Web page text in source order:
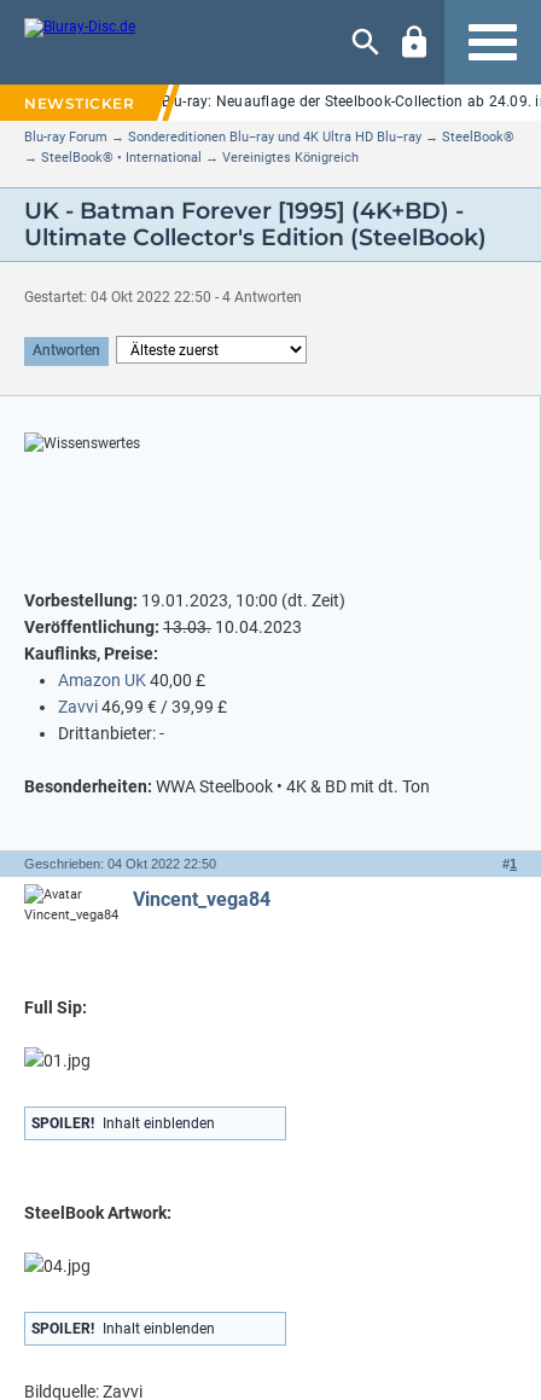
Navigation
Elm Street" auf UHD Blu-ray: Neuauflage der Steelbook-Collection ab 24.09.
Blu-ray Forum → Sondereditionen Blu−ray und 4K Ultra HD Blu−ray → SteelBook®
→ SteelBook® • International → Vereinigtes Königreich
UK - Batman Forever [1995] (4K+BD) -
Ultimate Collector's Edition (SteelBook)
Gestartet: 04 Okt 2022 22:50 - 4 Antworten
Antworten
Vorbestellung: 19.01.2023, 10:00 (dt. Zeit)
Veröffentlichung: 13.03. 10.04.2023
Kauflinks, Preise:
Amazon UK40,00 £
Zavvi46,99 € / 39,99 £
Drittanbieter: -
Besonderheiten: WWA Steelbook • 4K & BD mit dt. Ton
#1
Geschrieben: 04 Okt 2022 22:50
Vincent_vega84
Full Sip:
SPOILER! Inhalt einblenden
SteelBook Artwork:
SPOILER! Inhalt einblenden
Bildquelle: Zavvi